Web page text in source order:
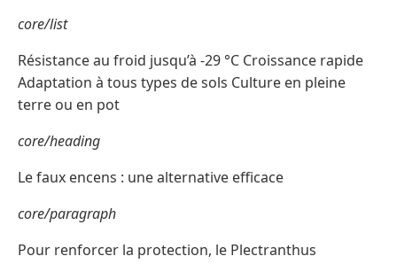
core/list
Résistance au froid jusqu’à -29 °C Croissance rapide
Adaptation à tous types de sols Culture en pleine
terre ou en pot
core/heading
Le faux encens : une alternative efficace
core/paragraph
Pour renforcer la protection, le Plectranthus